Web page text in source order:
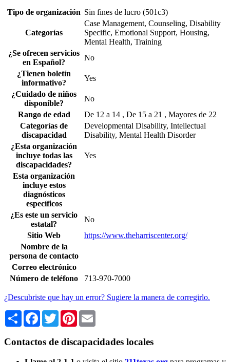
Tipo de organización Sin fines de lucro (501c3)
Categorías
Case Management, Counseling, Disability
Specific, Emotional Support, Housing,
Mental Health, Training
¿Se ofrecen servicios
en Español?
No
¿Tienen boletín
informativo?
Yes
¿Cuidado de niños
disponible?
No
Rango de edad
De 12 a 14 , De 15 a 21 , Mayores de 22
Categorías de
discapacidad
Developmental Disability, Intellectual
Disability, Mental Health Disorder
¿Esta organización
incluye todas las
discapacidades?
Yes
Esta organización
incluye estos
diagnósticos
específicos
¿Es este un servicio
estatal?
No
Sitio Web
https://www.theharriscenter.org/
Nombre de la
persona de contacto
Correo electrónico
Número de teléfono
713-970-7000
¿Descubriste que hay un error? Sugiere la manera de corregirlo.
Share Facebook
TwitterPinterest
Contactos de discapacidades locales